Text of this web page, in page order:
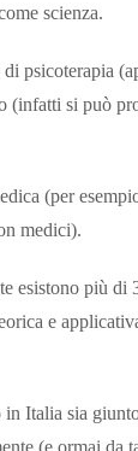
scienza.
psicoterapia
(infatti si può
(per
medici).
esistono più di
e
in Italia sia
(e ormai da